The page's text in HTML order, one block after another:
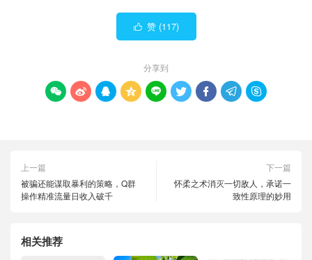
 赞 (117)
分享到
        
上一篇
被骗还能谋取暴利的策略，Q群
操作精准流量日收入破千
下一篇
怀柔之术消灭一切敌人，承诺一
致性原理的妙用
相关推荐